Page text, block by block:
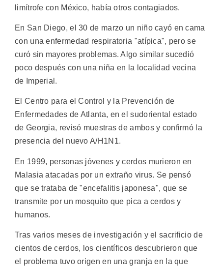
limítrofe con México, había otros contagiados.
En San Diego, el 30 de marzo un niño cayó en cama
con una enfermedad respiratoria "atípica", pero se
curó sin mayores problemas. Algo similar sucedió
poco después con una niña en la localidad vecina
de Imperial.
El Centro para el Control y la Prevención de
Enfermedades de Atlanta, en el sudoriental estado
de Georgia, revisó muestras de ambos y confirmó la
presencia del nuevo A/H1N1.
En 1999, personas jóvenes y cerdos murieron en
Malasia atacadas por un extraño virus. Se pensó
que se trataba de "encefalitis japonesa", que se
transmite por un mosquito que pica a cerdos y
humanos.
Tras varios meses de investigación y el sacrificio de
cientos de cerdos, los científicos descubrieron que
el problema tuvo origen en una granja en la que